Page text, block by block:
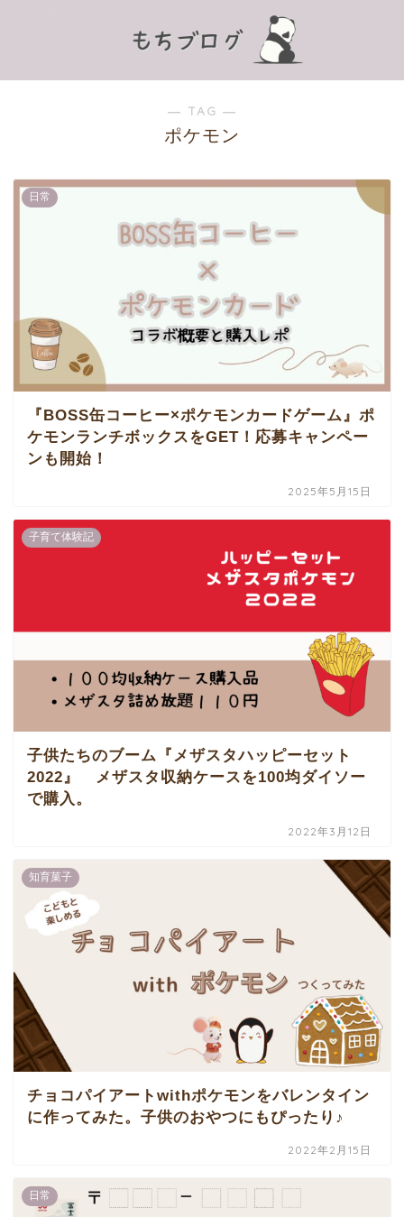
― TAG ―
ポケモン
日常
『BOSS缶コーヒー×ポケモンカードゲーム』ポ
ケモンランチボックスをGET！応募キャンペー
ンも開始！
2025年5月15日
子育て体験記
子供たちのブーム『メザスタハッピーセット
2022』 メザスタ収納ケースを100均ダイソー
で購入。
2022年3月12日
知育菓子
チョコパイアートwithポケモンをバレンタイン
に作ってみた。子供のおやつにもぴったり♪
2022年2月15日
日常